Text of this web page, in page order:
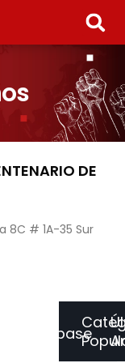
DE
8C # 1A-35 Sur
Suscríbase